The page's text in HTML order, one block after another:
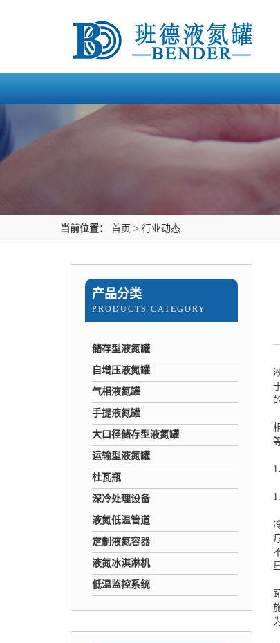
当前位置： 首页 > 行业动态
产品分类
PRODUCTS CATEGORY
储存型液氮罐
自增压液氮罐
气相液氮罐
手提液氮罐
大口径储存型液氮罐
运输型液氮罐
杜瓦瓶
深冷处理设备
液氮低温管道
定制液氮容器
液氮冰淇淋机
低温监控系统